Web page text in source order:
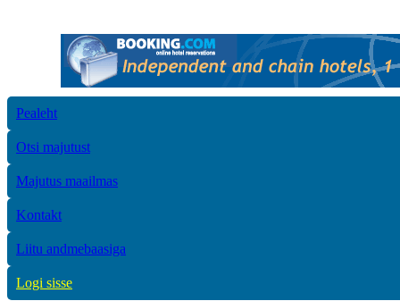
Pealeht
Otsi majutust
Majutus maailmas
Kontakt
Liitu andmebaasiga
Logi sisse